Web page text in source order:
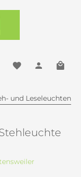
und Leseleuchten